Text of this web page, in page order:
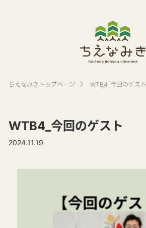
ちえなみきトップページ 》 WTB4_今回のゲスト
WTB4_今回のゲスト
2024.11.19